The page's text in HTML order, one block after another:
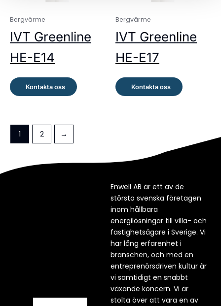
Bergvärme
IVT Greenline
HE-E14
Kontakta oss
Bergvärme
IVT Greenline
HE-E17
Kontakta oss
1 2 →
Enwell AB är ett av de
största svenska företagen
inom hållbara
energilösningar till villa- och
fastighetsägare i Sverige. Vi
har lång erfarenhet i
branschen, och med en
entreprenörsdriven kultur är
vi samtidigt en snabbt
växande koncern. Vi är
stolta över att vara en av